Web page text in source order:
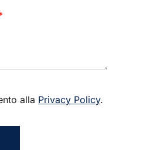
alla Privacy Policy.